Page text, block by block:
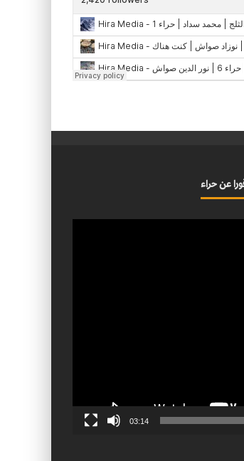
عن حراء
03:14